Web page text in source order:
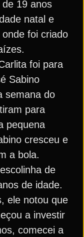
19 anos
natal e
foi criado
foi para
Sabino
semana do
para
pequena
cresceu e
a bola.
de
de idade.
ele notou que
a investir
comecei a